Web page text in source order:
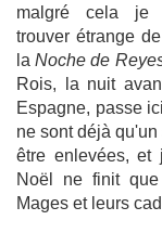
malgré cela je
trouver étrange
laNoche de
Rois, la nuit
Espagne, passe
ne sont déjà
être enlevées, et
Noël ne finit
Mages et leurs